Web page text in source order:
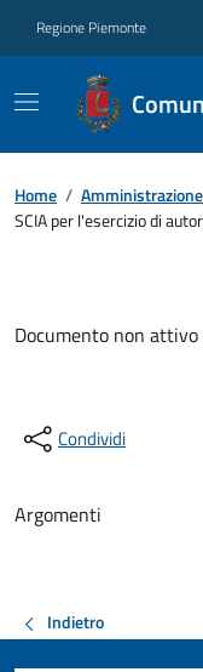
Regione Piemonte
Home / Amministrazione
SCIA per l'esercizio di
Documento non attivo
Condividi
Argomenti
Indietro